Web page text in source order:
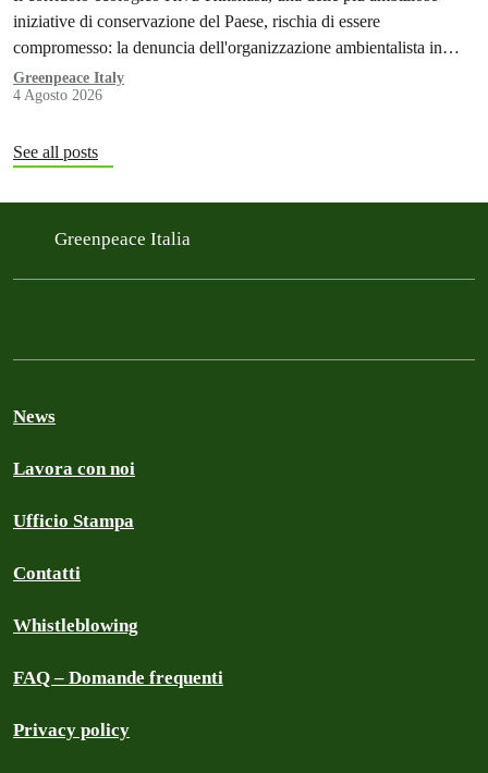
iniziative di conservazione del Paese, rischia di essere
compromesso: la denuncia dell'organizzazione ambientalista in
Africa.
Greenpeace Italy
4 Agosto 2026
See all posts
Greenpeace Italia
News
Lavora con noi
Ufficio Stampa
Contatti
Whistleblowing
FAQ – Domande frequenti
Privacy policy